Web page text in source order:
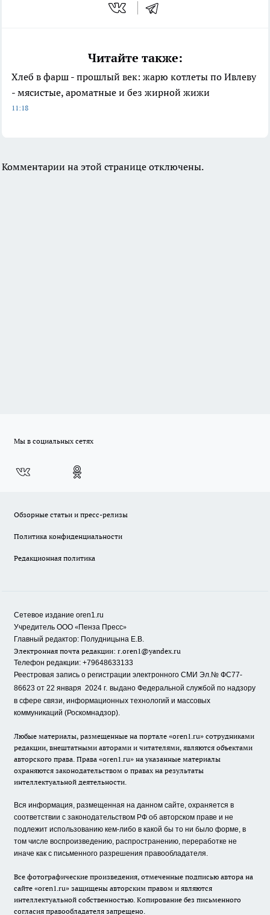
Читайте также:
Хлеб в фарш - прошлый век: жарю котлеты по Ивлеву
- мясистые, ароматные и без жирной жижи
11:18
Комментарии на этой странице отключены.
Мы в социальных сетях
Обзорные статьи и пресс-релизы
Политика конфиденциальности
Редакционная политика
Сетевое издание oren1.ru
Учредитель ООО «Пенза Пресс»
Главный редактор: Полудницына Е.В.
Электронная почта редакции: r.oren1@yandex.ru
Телефон редакции: +79648633133
Реестровая запись о регистрации электронного СМИ Эл.№ ФС77-
86623 от 22 января 2024 г. выдано Федеральной службой по надзору
в сфере связи, информационных технологий и массовых
коммуникаций (Роскомнадзор).
Любые материалы, размещенные на портале «oren1.ru» сотрудниками
редакции, внештатными авторами и читателями, являются объектами
авторского права. Права «oren1.ru» на указанные материалы
охраняются законодательством о правах на результаты
интеллектуальной деятельности.
Вся информация, размещенная на данном сайте, охраняется в
соответствии с законодательством РФ об авторском праве и не
подлежит использованию кем-либо в какой бы то ни было форме, в
том числе воспроизведению, распространению, переработке не
иначе как с письменного разрешения правообладателя.
Все фотографические произведения, отмеченные подписью автора на
сайте «oren1.ru» защищены авторским правом и являются
интеллектуальной собственностью. Копирование без письменного
согласия правообладателя запрещено.